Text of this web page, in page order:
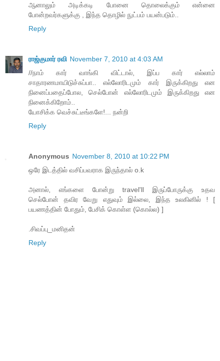
ஆனாலும் அடிக்கடி போனை தொலைக்கும் என்னை
போன்றவர்களுக்கு , இந்த தொழில் நுட்பம் பயன்படும்..
Reply
ராஜ்குமார் ரவி November 7, 2010 at 4:03 AM
//நாம் கார் வாங்கி விட்டால், இப்ப கார் எல்லாம்
சாதாரணமாயிடுச்சுப்பா.. எல்லோரிடமும் கார் இருக்கிறது என
நினைப்பதைப்போல, செல்போன் எல்லோரிடமும் இருக்கிறது என
நினைக்கிறோம்..
யோசிக்க வெச்சுட்டீங்களே!... நன்றி
Reply
Anonymous November 8, 2010 at 10:22 PM
ஒரே இடத்தில் வசிப்பவராக இருந்தால் o.k
அனால், எங்களை போன்று travel'll இருப்போருக்கு உதவ
செல்போன் தவிர வேறு எதுவும் இல்லை, இந்த உலகினில் ! [
பயணத்தின் போதும், பேசிக் கொள்ள (கொல்ல) ]
.சிவப்பு_மனிதன்
Reply